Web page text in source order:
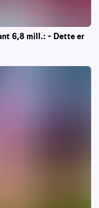
6,8 mill.: – Dette er